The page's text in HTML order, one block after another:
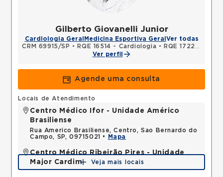
Gilberto Giovanelli Junior
Cardiologia Geral Medicina Esportiva Geral Ver todas
CRM 69915/SP • RQE 16514 - Cardiologia •
RQE 17223 - Clínica médica
Ver perfil
Agende uma consulta
Locais de Atendimento
Centro Médico Ifor - Unidade Américo
Brasiliense
Rua Americo Brasiliense, Centro, Sao Bernardo do
Campo, SP, 09715021 •
Mapa
Centro Médico Ribeirão Pires - Unidade
Major Cardim
Rua Major Cardim, Suissa, Ribeirao Pires, SP,
Veja mais locais